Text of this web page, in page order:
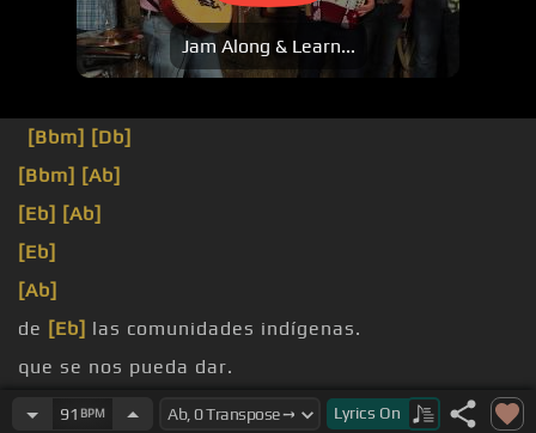
Jam Along & Learn...
[Bbm] [Db]
[Bbm] [Ab]
[Eb] [Ab]
[Eb]
[Ab]
de [Eb] las comunidades indígenas.
que se nos pueda dar.
Y es que es un gran honor
91 BPM Lyrics On